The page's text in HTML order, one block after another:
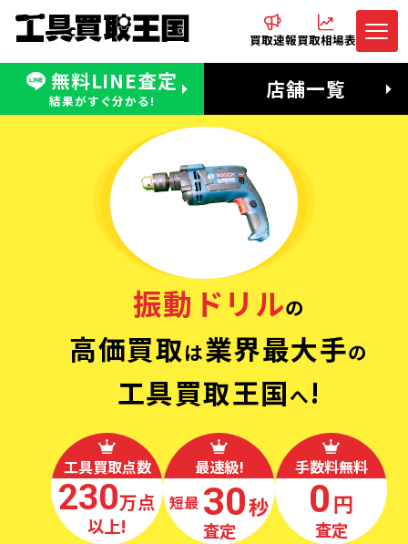
買取速報買取相場表
無料LINE査定
結果がすぐ分かる! 店舗一覧
無料LINE査定
受付：11:00〜19:00 木曜定休日
電話でお問合わせ
営業時間：11:00〜20:00
振動ドリルの
高価買取は業界最大手の
工具買取王国へ!
工具買取点数
230万点
以上!
最速級!
最短 30秒
査定
手数料無料
0円
査定